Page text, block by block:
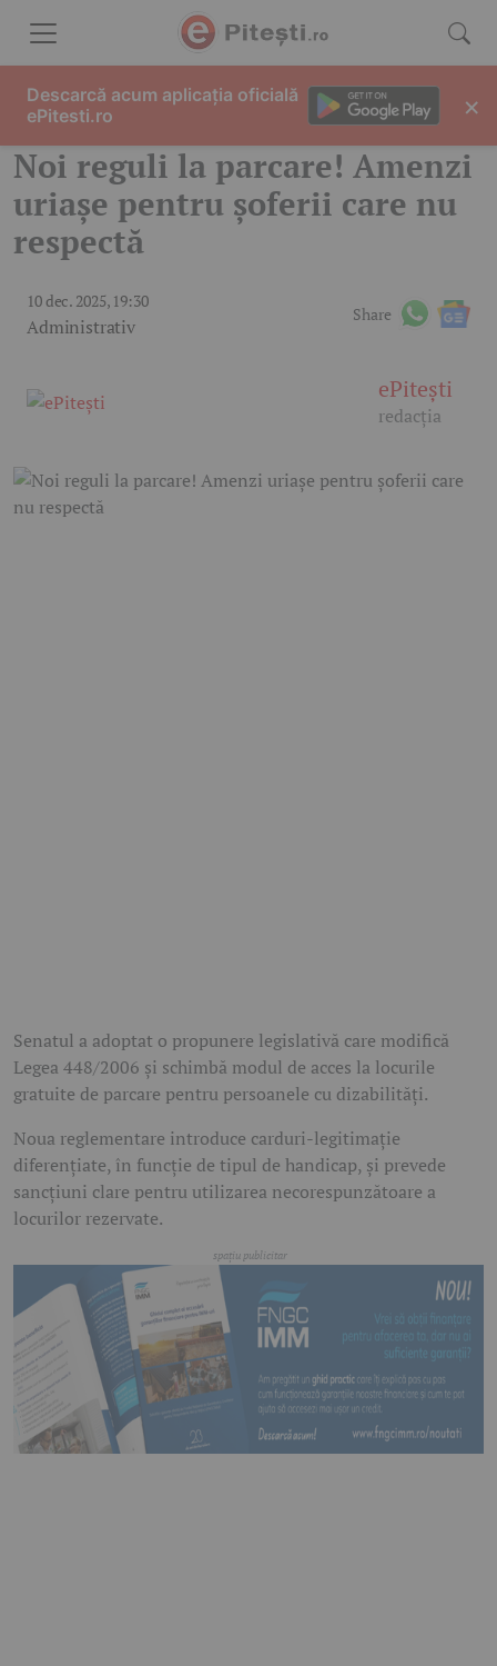
Noi reguli la parcare! Amenzi
uriașe pentru șoferii care nu
respectă
10 dec. 2025, 19:30
Administrativ
Share
ePitești
redacția
Senatul a adoptat o propunere legislativă care modifică
Legea 448/2006 și schimbă modul de acces la locurile
gratuite de parcare pentru persoanele cu dizabilități.
Noua reglementare introduce carduri-legitimație
diferențiate, în funcție de tipul de handicap, și prevede
sancțiuni clare pentru utilizarea necorespunzătoare a
locurilor rezervate.
Descarcă acum aplicația oficială
ePitesti.ro
×